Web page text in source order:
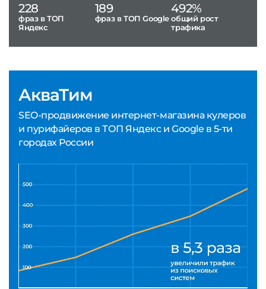
АкваТим
SEO-продвижение интернет-магазина кулеров
и пурифайеров в ТОП Яндекс и Google в 5-ти
городах России
228
фраз в ТОП
Яндекс
189
фраз в ТОП Google
492%
общий рост
трафика